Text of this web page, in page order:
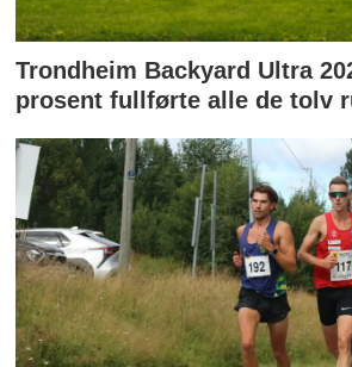
Trondheim Backyard Ultra
prosent fullførte alle de tolv